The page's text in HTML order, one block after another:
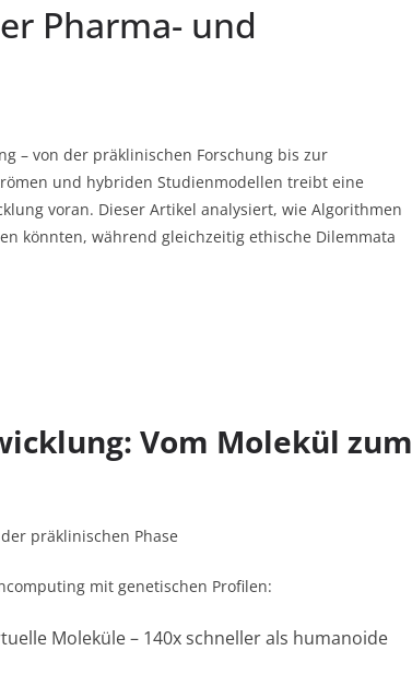
Pharma- und
– von der präklinischen Forschung bis zur
und hybriden Studienmodellen treibt eine
voran. Dieser Artikel analysiert, wie Algorithmen
könnten, während gleichzeitig ethische Dilemmata
Vom Molekül zum
präklinischen Phase
mit genetischen Profilen:
Moleküle – 140x schneller als humanoide